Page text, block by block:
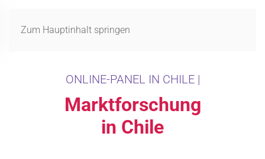
Zum Hauptinhalt springen
ONLINE-PANEL IN CHILE |
Marktforschung
in Chile